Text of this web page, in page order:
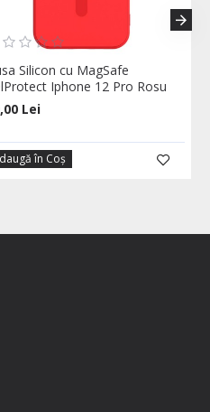
Silicon cu MagSafe
Iphone 12 Pro Rosu
Lei
în Coş